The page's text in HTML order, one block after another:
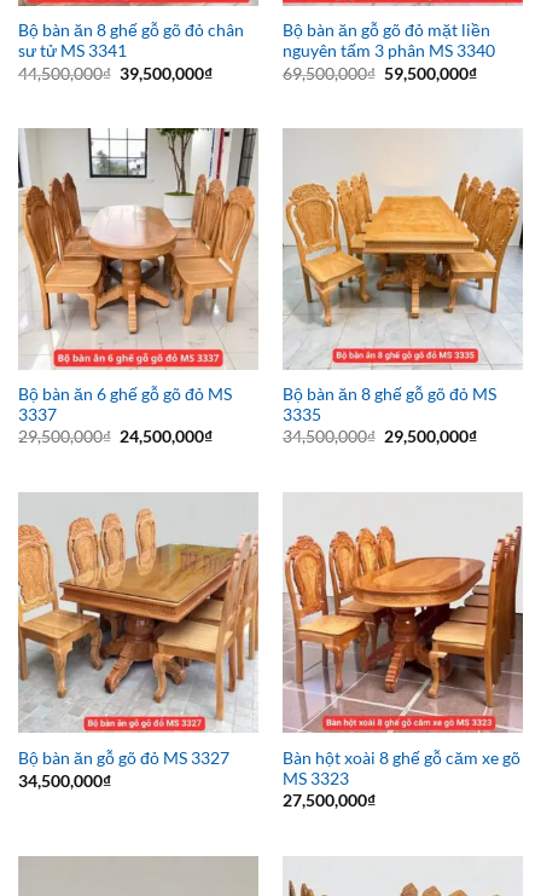
Bộ bàn ăn 8 ghế gỗ gõ đỏ chân
sư tử MS 3341
44,500,000₫ Giá
gốc
39,500,000₫Giá
39,500,000₫.
Bộ bàn ăn gỗ gõ đỏ mặt liền
nguyên tấm 3 phân MS 3340
69,500,000₫ Giá
gốc
59,500,000₫Giá
Bộ bàn ăn 6 ghế gỗ gõ đỏ MS
3337
29,500,000₫ Giá
gốc
24,500,000₫Giá
24,500,000₫.
Bộ bàn ăn 8 ghế gỗ gõ đỏ MS
3335
34,500,000₫ Giá
gốc
29,500,000₫Giá
Bộ bàn ăn gỗ gõ đỏ MS 3327
34,500,000₫
Bàn hột xoài 8 ghế gỗ căm xe gõ
MS 3323
27,500,000₫